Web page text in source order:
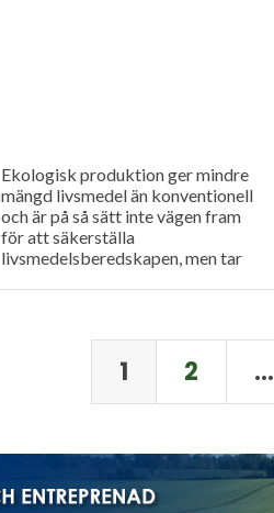
Ekologisk produktion ger mindre
mängd livsmedel än konventionell
och är på så sätt inte vägen fram
för att säkerställa
livsmedelsberedskapen, men tar
1 2 …